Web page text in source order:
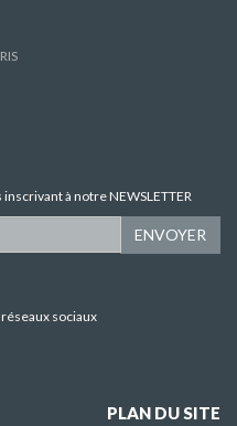
à notre NEWSLETTER
ENVOYER
sociaux
PLAN DU SITE